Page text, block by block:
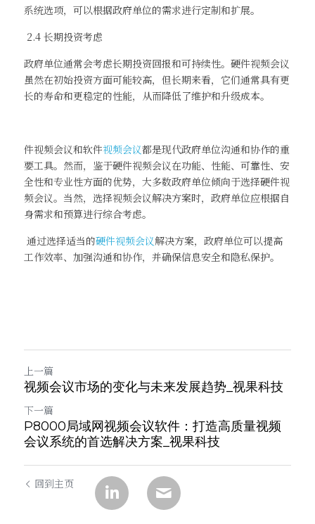
系统选项，可以根据政府单位的需求进行定制和扩展。
2.4 长期投资考虑
政府单位通常会考虑长期投资回报和可持续性。硬件视频会议
虽然在初始投资方面可能较高，但长期来看，它们通常具有更
长的寿命和更稳定的性能，从而降低了维护和升级成本。
件视频会议和软件视频会议都是现代政府单位沟通和协作的重
要工具。然而，鉴于硬件视频会议在功能、性能、可靠性、安
全性和专业性方面的优势，大多数政府单位倾向于选择硬件视
频会议。当然，选择视频会议解决方案时，政府单位应根据自
身需求和预算进行综合考虑。
通过选择适当的硬件视频会议解决方案，政府单位可以提高
工作效率、加强沟通和协作，并确保信息安全和隐私保护。
上一篇
视频会议市场的变化与未来发展趋势_视果科技
下一篇
P8000局域网视频会议软件：打造高质量视频
会议系统的首选解决方案_视果科技
回到主页